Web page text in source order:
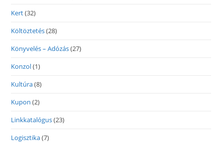
Kert(32)
Költöztetés(28)
Könyvelés – Adózás(27)
Konzol(1)
Kultúra(8)
Kupon (2)
Linkkatalógus(23)
Logisztika(7)